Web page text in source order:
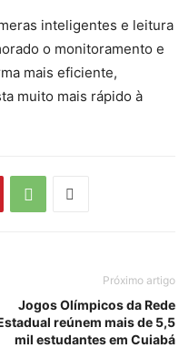
inteligentes e leitura
o monitoramento e
mais eficiente,
muito mais rápido à
Próximo artigo
Jogos Olímpicos da Rede
reúnem mais de 5,5
mil estudantes em Cuiabá